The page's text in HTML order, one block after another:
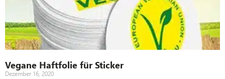
Vegane Haftfolie für Sticker
Dezember 16, 2020